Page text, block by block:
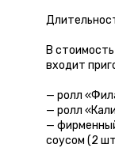
В стоимость
входит
— ролл
— ролл
—
соусом (2